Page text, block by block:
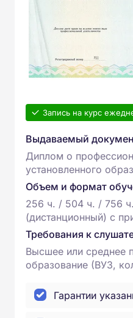
Запись на курс
Выдаваемый
Диплом о
установленного
Объем и формат
256 ч. / 504 ч. / 756
(дистанционный) с
Требования к
Высшее или среднее
образование (ВУЗ,
Гарантии